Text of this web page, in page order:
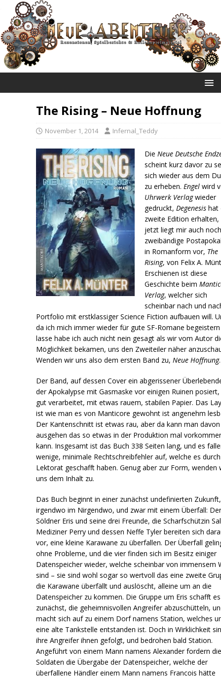
The Rising – Neue Hoffnung
November 1, 2014 Infernal_Teddy
DieNeue Deutsche
scheint kurz davor zu
sich wieder aus dem
zu erheben. Engelwird
Uhrwerk Verlagwieder
gedruckt, Degenesis hat
zweite Edition erhalten,
jetzt liegt mir auch
zweibändige
in Romanform vor, The
Rising, von Felix A.
Erschienen ist diese
Geschichte beim
Verlag, welcher sich
scheinbar nach und
Portfolio mit erstklassiger Science Fiction aufbauen will.
da ich mich immer wieder für gute SF-Romane begeistern
lasse habe ich auch nicht nein gesagt als wir vom Autor
Möglichkeit bekamen, uns den Zweiteiler näher
Wenden wir uns also dem ersten Band zu,Neue Hoffnung.
Der Band, auf dessen Cover ein abgerissener
der Apokalypse mit Gasmaske vor einigen Ruinen
gut verarbeitet, mit etwas rauem, stabilen Papier. Das
ist wie man es von Manticore gewohnt ist angenehm
Der Kantenschnitt ist etwas rau, aber da kann man davon
ausgehen das so etwas in der Produktion mal
kann. Insgesamt ist das Buch 338 Seiten lang, und es
wenige, minimale Rechtschreibfehler auf, welche es
Lektorat geschafft haben. Genug aber zur Form, wenden
uns dem Inhalt zu.
Das Buch beginnt in einer zunächst undefinierten Zukunft,
irgendwo im Nirgendwo, und zwar mit einem Überfall:
Söldner Eris und seine drei Freunde, die Scharfschützin
Mediziner Perry und dessen Neffe Tyler bereiten sich
vor, eine kleine Karawane zu überfallen. Der Überfall
ohne Probleme, und die vier finden sich im Besitz einiger
Datenspeicher wieder, welche scheinbar von immensem
sind – sie sind wohl sogar so wertvoll das eine zweite
die Karawane überfällt und auslöscht, alleine um an die
Datenspeicher zu kommen. Die Gruppe um Eris schafft es
zunächst, die geheimnisvollen Angreifer abzuschütteln,
macht sich auf zu einem Dorf namens Station, welches
eine alte Tankstelle entstanden ist. Doch in Wirklichkeit
ihre Angreifer ihnen gefolgt, und bedrohen bald Station.
Angeführt von einem Mann namens Alexander fordern
Soldaten die Übergabe der Datenspeicher, welche der
überfallene Händler einem Mann namens Francois hätte